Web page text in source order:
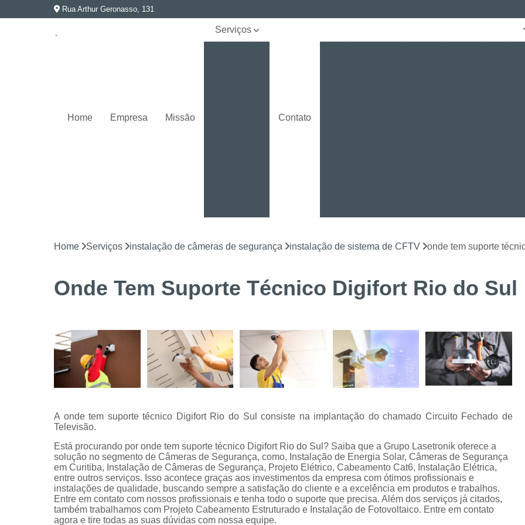
Rua Arthur Geronasso, 131
Home Empresa Missão
Serviços
elétrica e
Segurança
instalação
de câmeras
Serviços
técnicos
Contato
Instalação LPR para CFTV
Licença
Alarme de Incêndio BOSCH Curitiba
Instalação e
Instalação e Manutenção de Bis BOSCH
Instalação e Manutenção de Catracas
Integração de Sistema de Controle
Manutenção de Energia Solar Curitiba
Projeto e Instalação de SPDA
Alarme de Intrusão BOSCH
Alarme
Alarme Fibra Perimetral
Cofres
Home Serviços instalação de câmeras de segurança instalação de sistema de CFTV onde tem suporte
Onde Tem Suporte Técnico Digifort Rio do Sul
A onde tem suporte técnico Digifort Rio do Sul consiste na implantação do chamado Circuito Fechado de
Televisão.
Está procurando por onde tem suporte técnico Digifort Rio do Sul? Saiba que a Grupo Lasetronik oferece a
solução no segmento de Câmeras de Segurança, como, Instalação de Energia Solar, Câmeras de Segurança
em Curitiba, Instalação de Câmeras de Segurança, Projeto Elétrico, Cabeamento Cat6, Instalação Elétrica,
entre outros serviços. Isso acontece graças aos investimentos da empresa com ótimos profissionais e
instalações de qualidade, buscando sempre a satisfação do cliente e a excelência em produtos e trabalhos.
Entre em contato com nossos profissionais e tenha todo o suporte que precisa. Além dos serviços já citados,
também trabalhamos com Projeto Cabeamento Estruturado e Instalação de Fotovoltaico. Entre em contato
agora e tire todas as suas dúvidas com nossa equipe.